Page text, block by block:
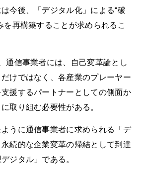
今後、「デジタル化」による“破
を再構築することが求められるこ
通信事業者には、自己変革論とし
けではなく、各産業のプレーヤー
援するパートナーとしての側面か
取り組む必要性がある。
うに通信事業者に求められる「デ
続的な企業変革の帰結として到達
ジタル」である。